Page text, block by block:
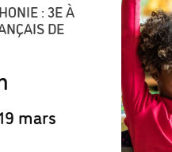
: 3E À
DE
mars